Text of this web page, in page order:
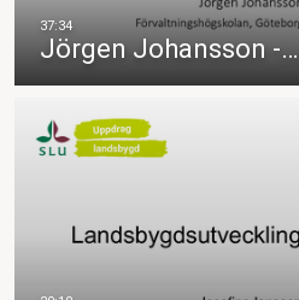
Jörgen Johansson -…